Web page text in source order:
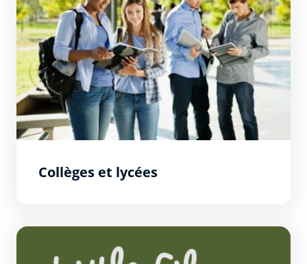
Collèges et lycées
Little Films Festival